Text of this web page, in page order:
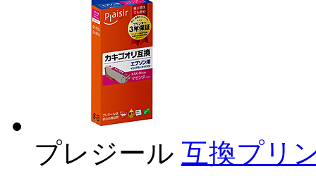
プレジール 互換プリ